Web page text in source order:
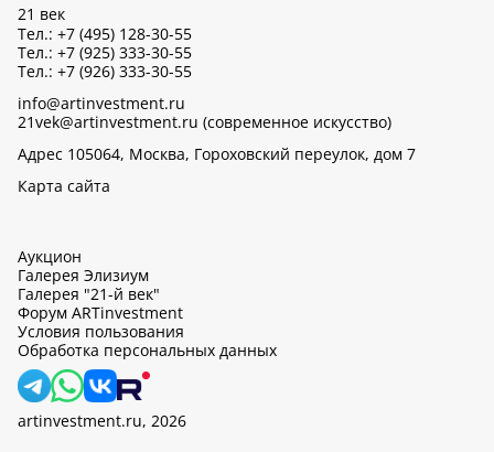
21 век
Тел.: +7 (495) 128-30-55
Тел.: +7 (925) 333-30-55
Тел.: +7 (926) 333-30-55
info@artinvestment.ru
21vek@artinvestment.ru (современное искусство)
Адрес 105064, Москва, Гороховский переулок, дом 7
Карта сайта
Аукцион
Галерея Элизиум
Галерея "21-й век"
Форум ARTinvestment
Условия пользования
Обработка персональных данных
artinvestment.ru, 2026